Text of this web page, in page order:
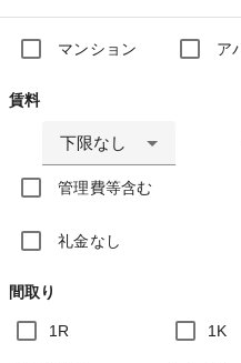
マンション ア
賃料
下限なし
管理費等含む
礼金なし
間取り
1R 1K